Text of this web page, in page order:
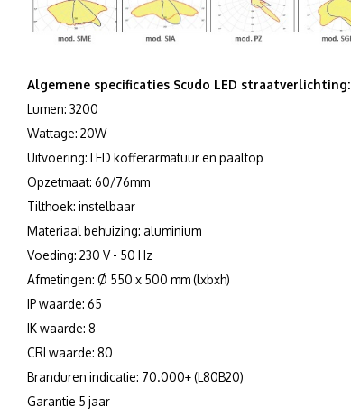
Algemene specificaties Scudo LED straatverlichting:
Lumen: 3200
Wattage: 20W
Uitvoering: LED kofferarmatuur en paaltop
Opzetmaat: 60/76mm
Tilthoek: instelbaar
Materiaal behuizing: aluminium
Voeding: 230 V - 50 Hz
Afmetingen: Ø 550 x 500 mm (lxbxh)
IP waarde: 65
IK waarde: 8
CRI waarde: 80
Branduren indicatie: 70.000+ (L80B20)
Garantie 5 jaar